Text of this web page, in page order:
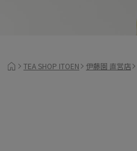
TEA SHOP ITOEN 伊藤園 直営店